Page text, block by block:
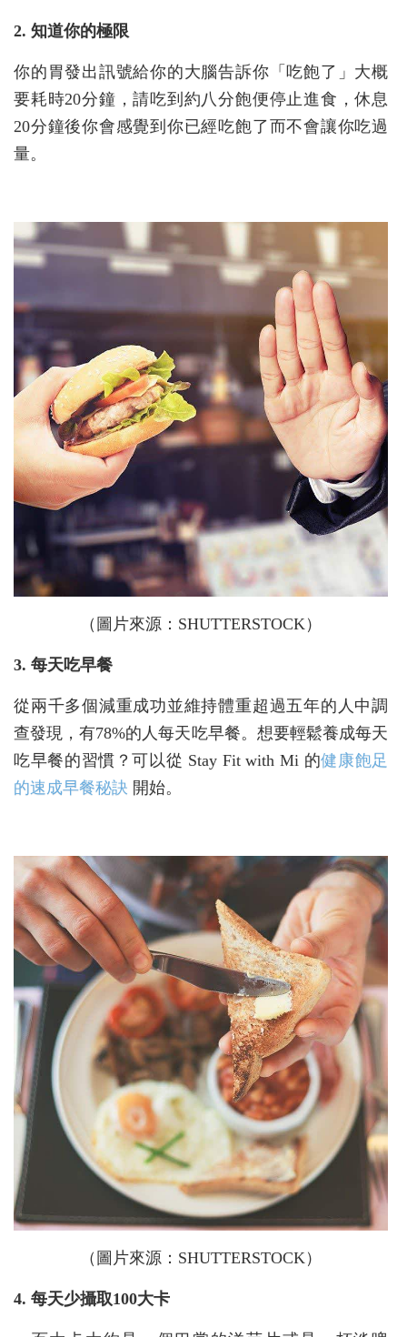
2. 知道你的極限
你的胃發出訊號給你的大腦告訴你「吃飽了」大概
要耗時20分鐘，請吃到約八分飽便停止進食，休息
20分鐘後你會感覺到你已經吃飽了而不會讓你吃過
量。
（圖片來源：SHUTTERSTOCK）
3. 每天吃早餐
從兩千多個減重成功並維持體重超過五年的人中調
查發現，有78%的人每天吃早餐。想要輕鬆養成每天
吃早餐的習慣？可以從 Stay Fit with Mi 的健康飽足
的速成早餐秘訣 開始。
（圖片來源：SHUTTERSTOCK）
4. 每天少攝取100大卡